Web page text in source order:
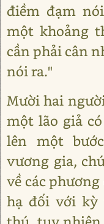
điềm đạm
một khoảng
cần phải cân
nói ra."
Mười hai
một lão giả
lên một
vương gia,
về các
hạ đối với kỳ